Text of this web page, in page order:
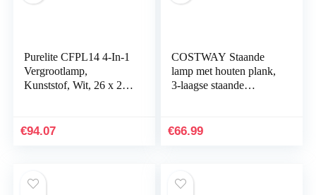
Purelite CFPL14 4-In-1
Vergrootlamp,
Kunststof, Wit, 26 x 26
€94.07
COSTWAY Staande
lamp met houten plank,
3-laagse staande
woonkamer en
€66.99